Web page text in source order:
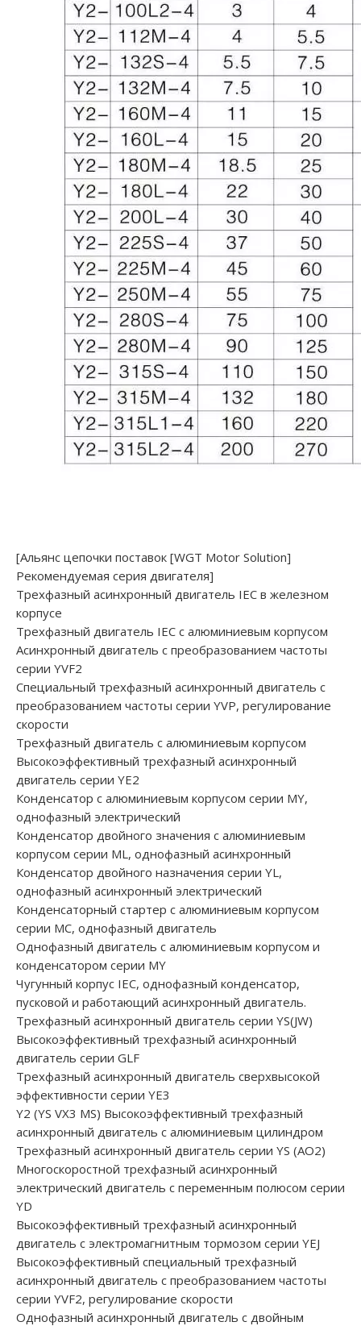
[Альянс цепочки поставок [WGT Motor Solution]
Рекомендуемая серия двигателя]
Трехфазный асинхронный двигатель IEC в железном
корпусе
Трехфазный двигатель IEC с алюминиевым корпусом
Асинхронный двигатель с преобразованием частоты
серии YVF2
Специальный трехфазный асинхронный двигатель с
преобразованием частоты серии YVP, регулирование
скорости
Трехфазный двигатель с алюминиевым корпусом
Высокоэффективный трехфазный асинхронный
двигатель серии YE2
Конденсатор с алюминиевым корпусом серии MY,
однофазный электрический
Конденсатор двойного значения с алюминиевым
корпусом серии ML, однофазный асинхронный
Конденсатор двойного назначения серии YL,
однофазный асинхронный электрический
Конденсаторный стартер с алюминиевым корпусом
серии MC, однофазный двигатель
Однофазный двигатель с алюминиевым корпусом и
конденсатором серии MY
Чугунный корпус IEC, однофазный конденсатор,
пусковой и работающий асинхронный двигатель.
Трехфазный асинхронный двигатель серии YS(JW)
Высокоэффективный трехфазный асинхронный
двигатель серии GLF
Трехфазный асинхронный двигатель сверхвысокой
эффективности серии YE3
Y2 (YS VX3 MS) Высокоэффективный трехфазный
асинхронный двигатель с алюминиевым цилиндром
Трехфазный асинхронный двигатель серии YS (AO2)
Многоскоростной трехфазный асинхронный
электрический двигатель с переменным полюсом серии
YD
Высокоэффективный трехфазный асинхронный
двигатель с электромагнитным тормозом серии YEJ
Высокоэффективный специальный трехфазный
асинхронный двигатель с преобразованием частоты
серии YVF2, регулирование скорости
Однофазный асинхронный двигатель с двойным